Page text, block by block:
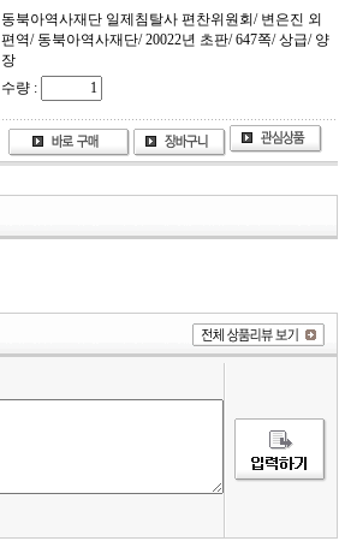
동북아역사재단 일제침탈사 편찬위원회/ 변은진 외
편역/ 동북아역사재단/ 20022년 초판/ 647쪽/ 상급/ 양
장
수량 :